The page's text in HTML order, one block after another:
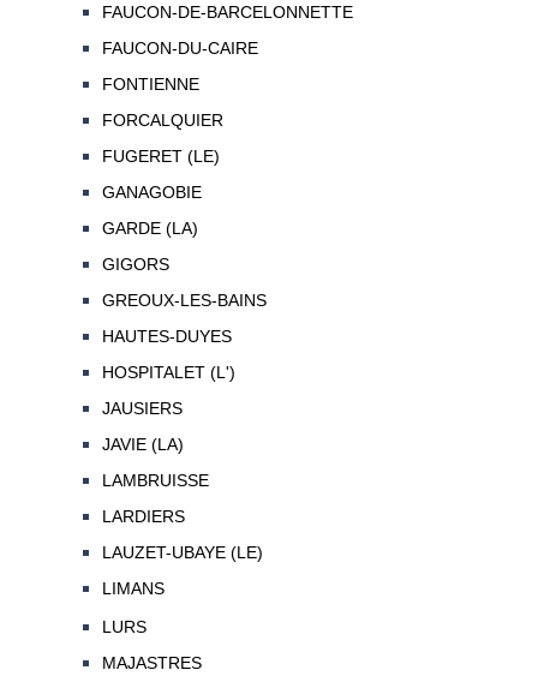
FAUCON-DE-BARCELONNETTE
FAUCON-DU-CAIRE
FONTIENNE
FORCALQUIER
FUGERET (LE)
GANAGOBIE
GARDE (LA)
GIGORS
GREOUX-LES-BAINS
HAUTES-DUYES
HOSPITALET (L')
JAUSIERS
JAVIE (LA)
LAMBRUISSE
LARDIERS
LAUZET-UBAYE (LE)
LIMANS
LURS
MAJASTRES